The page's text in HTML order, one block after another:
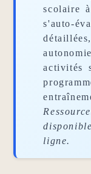
scolaire
s'auto-
activités
ligne.